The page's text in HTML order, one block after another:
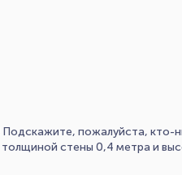
Подскажите, пожалуйста, кто-
стены 0,4 метра и